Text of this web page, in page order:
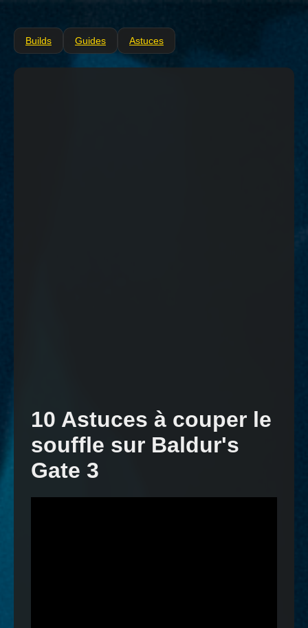
Builds Guides Astuces
10 Astuces à couper le
souffle sur Baldur's
Gate 3